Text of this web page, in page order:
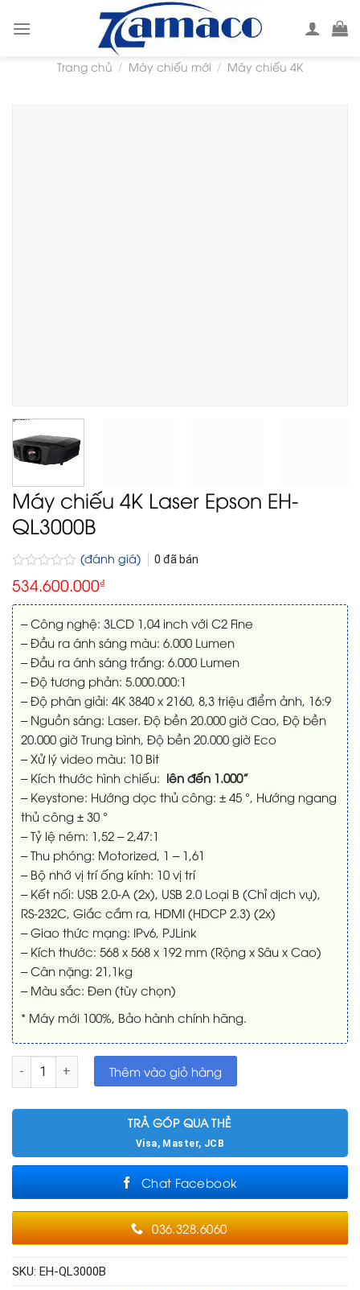
Trang chủ / Máy chiếu mới / Máy chiếu 4K
Máy chiếu 4K Laser Epson EH-
QL3000B
Được
xếp
hạng
0
5
sao
(đánh giá) 0 đã bán
534.600.000₫
– Công nghệ: 3LCD 1,04 inch với C2 Fine
– Đầu ra ánh sáng màu: 6.000 Lumen
– Đầu ra ánh sáng trắng: 6.000 Lumen
– Độ tương phản: 5.000.000:1
– Độ phân giải: 4K 3840 x 2160, 8,3 triệu điểm ảnh, 16:9
– Nguồn sáng: Laser. Độ bền 20.000 giờ Cao, Độ bền
20.000 giờ Trung bình, Độ bền 20.000 giờ Eco
– Xử lý video màu: 10 Bit
– Kích thước hình chiếu: lên đến 1.000”
– Keystone: Hướng dọc thủ công: ± 45 °, Hướng ngang
thủ công ± 30 °
– Tỷ lệ ném: 1,52 – 2,47:1
– Thu phóng: Motorized, 1 – 1,61
– Bộ nhớ vị trí ống kính: 10 vị trí
– Kết nối: USB 2.0-A (2x), USB 2.0 Loại B (Chỉ dịch vụ),
RS-232C, Giắc cắm ra, HDMI (HDCP 2.3) (2x)
– Giao thức mạng: IPv6, PJLink
– Kích thước: 568‎ x 568 x 192 mm (Rộng x Sâu x Cao)
– Cân nặng: 21,1kg
– Màu sắc: Đen (tùy chọn)
* Máy mới 100%, Bảo hành chính hãng.
Máy chiếu 4K Laser Epson EH-QL3000B số lượng
Thêm vào giỏ hàng
TRẢ GÓP QUA THẺ
Visa, Master, JCB
Chat Facebook
036.328.6060
SKU: EH-QL3000B